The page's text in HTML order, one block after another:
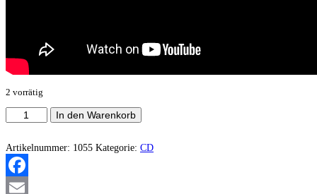
2 vorrätig
Barn
Primitive
Humans
Desecration
Menge
In den Warenkorb
Artikelnummer: 1055 Kategorie: CD
Facebook